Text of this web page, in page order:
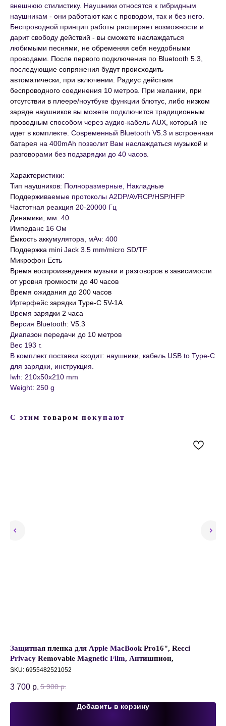
внешнюю стилистику. Наушники относятся к гибридным
наушникам - они работают как с проводом, так и без него.
Беспроводной принцип работы расширяет возможности и
дарит свободу действий - вы сможете наслаждаться
любимыми песнями, не обременяя себя неудобными
проводами. После первого подключения по Bluetooth 5.3,
последующие сопряжения будут происходить
автоматически, при включении. Радиус действия
беспроводного соединения 10 метров. При желании, при
отсутствии в плеере/ноутбуке функции блютус, либо низком
заряде наушников вы можете подключится традиционным
проводным способом через аудио-кабель AUX, который не
идет в комплекте. Современный Bluetooth V5.3 и встроенная
батарея на 400mAh позволит Вам наслаждаться музыкой и
разговорами без подзарядки до 40 часов.
Характеристики:
Тип наушников: Полноразмерные, Накладные
Поддерживаемые протоколы A2DP/AVRCP/HSP/HFP
Частотная реакция 20-20000 Гц
Динамики, мм: 40
Импеданс 16 Ом
Ёмкость аккумулятора, мАч: 400
Поддержка mini Jack 3.5 mm/micro SD/TF
Микрофон Есть
Время воспроизведения музыки и разговоров в зависимости
от уровня громкости до 40 часов
Время ожидания до 200 часов
Иртерфейс зарядки Type-C 5V-1A
Время зарядки 2 часа
Версия Bluetooth: V5.3
Диапазон передачи до 10 метров
Вес 193 г.
В комплект поставки входит: наушники, кабель USB to Type-C
для зарядки, инструкция.
lwh: 210x50x210 mm
Weight: 250 g
С этим товаром покупают
Защитная пленка для Apple MacBook Pro16", Recci
Privacy Removable Magnetic Film, Антишпион,
Магнитная, Съемная, Черный
SKU: 6955482521052
3 700 р. 5 900 р.
Добавить в корзину